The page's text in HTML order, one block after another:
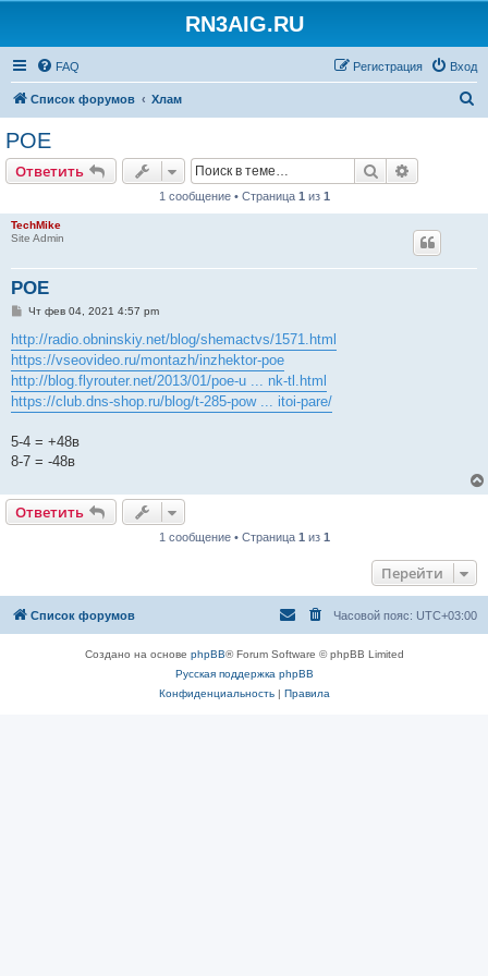
RN3AIG.RU
FAQ Вход
Регистрация
Список форумов Хлам
POE
Ответить Поиск
1 сообщение • Страница 1 из 1
TechMike
Site Admin
POE
С
о
б
щ
е
н
и
е
Чт фев 04, 2021 4:57 pm
http://radio.obninskiy.net/blog/shemactvs/1571.html
https://vseovideo.ru/montazh/inzhektor-poe
http://blog.flyrouter.net/2013/01/poe-u ... nk-tl.html
https://club.dns-shop.ru/blog/t-285-pow ... itoi-pare/
5-4 = +48в
8-7 = -48в
Ответить
1 сообщение • Страница 1 из 1
Перейти
Список форумов Часовой пояс: UTC+03:00
Создано на основе phpBB® Forum Software © phpBB Limited
Русская поддержка phpBB
Конфиденциальность| Правила